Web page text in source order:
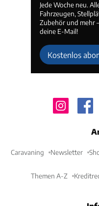
Jede Woche neu.
Fahrzeugen,
Zubehör und mehr
deine E-Mail!
Kostenlos
Caravaning Newsletter
Themen A-Z